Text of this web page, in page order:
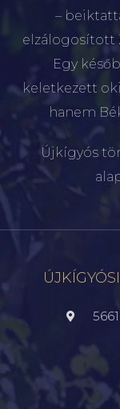
–
elzálogosított
Egy
keletkezett
hanem
Újkígyós